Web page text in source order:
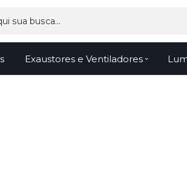
Exaustores e Ventiladores